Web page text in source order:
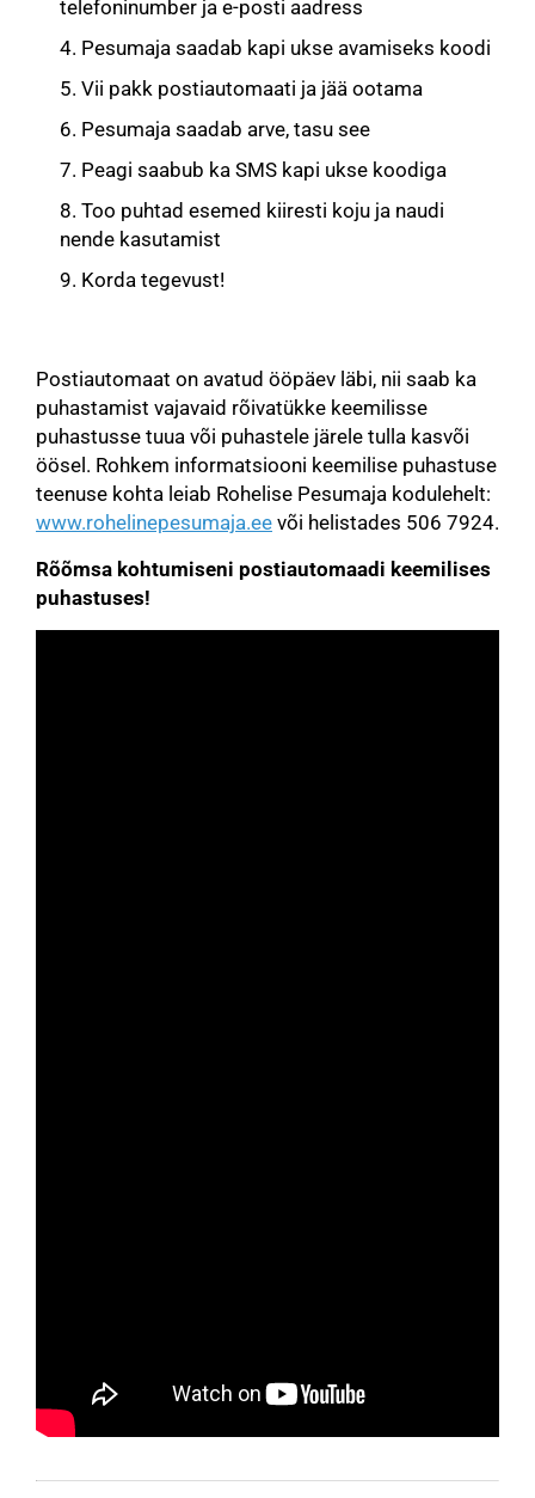
telefoninumber ja e-posti aadress
Pesumaja saadab kapi ukse avamiseks koodi
Vii pakk postiautomaati ja jää ootama
Pesumaja saadab arve, tasu see
Peagi saabub ka SMS kapi ukse koodiga
Too puhtad esemed kiiresti koju ja naudi
nende kasutamist
Korda tegevust!
Postiautomaat on avatud ööpäev läbi, nii saab ka
puhastamist vajavaid rõivatükke keemilisse
puhastusse tuua või puhastele järele tulla kasvõi
öösel. Rohkem informatsiooni keemilise puhastuse
teenuse kohta leiab Rohelise Pesumaja kodulehelt:
www.rohelinepesumaja.ee või helistades 506 7924.
Rõõmsa kohtumiseni postiautomaadi keemilises
puhastuses!